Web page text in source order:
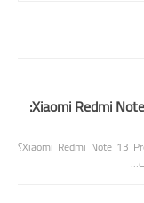
مشكلة الشحن في Xiaomi Redmi Note 13 Pro:
وصف قصير للمقال: تعاني من مشكلة الشحن في Xiaomi Redmi Note 13 Pro؟